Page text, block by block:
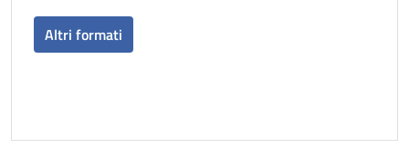
Altri formati